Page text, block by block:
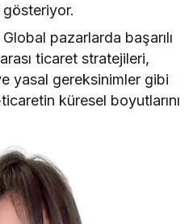
Global pazarlarda başarılı
ticaret stratejileri,
yasal gereksinimler gibi
küresel boyutlarını